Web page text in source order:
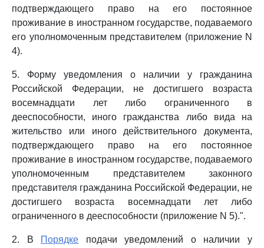
подтверждающего право на его постоянное
проживание в иностранном государстве, подаваемого
его уполномоченным представителем (приложение N
4).
5. Форму уведомления о наличии у гражданина
Российской Федерации, не достигшего возраста
восемнадцати лет либо ограниченного в
дееспособности, иного гражданства либо вида на
жительство или иного действительного документа,
подтверждающего право на его постоянное
проживание в иностранном государстве, подаваемого
уполномоченным представителем законного
представителя гражданина Российской Федерации, не
достигшего возраста восемнадцати лет либо
ограниченного в дееспособности (приложение N 5).".
2. В Порядке подачи уведомлений о наличии у